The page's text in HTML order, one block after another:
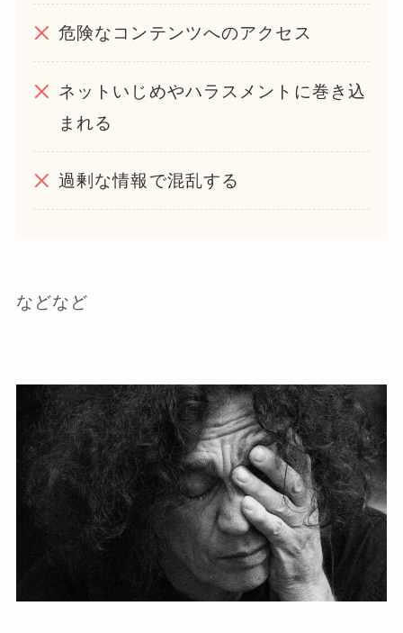
危険なコンテンツへのアクセス
ネットいじめやハラスメントに巻き込
まれる
過剰な情報で混乱する
などなど